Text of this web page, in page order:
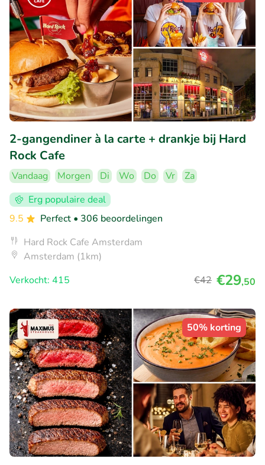
2-gangendiner à la carte + drankje bij Hard
Rock Cafe
Vandaag Morgen Di Wo Do Vr
Za
Erg populaire deal
9.5
Perfect • 306 beoordelingen
Hard Rock Cafe Amsterdam
Amsterdam (1km)
Verkocht: 415
€42 €29,50
50% korting